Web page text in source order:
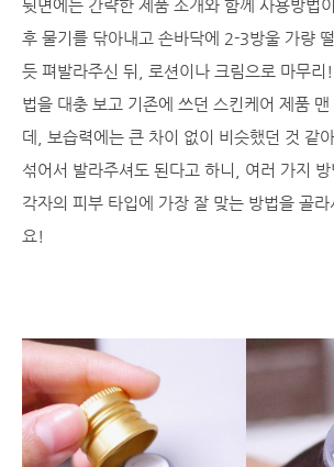
뒷면에는 간략한 제품 소개와 함께 사용방법
후 물기를 닦아내고 손바닥에 2-3방울 가량
듯 펴발라주신 뒤, 로션이나 크림으로 마무리
법을 대충 보고 기존에 쓰던 스킨케어 제품
데, 보습력에는 큰 차이 없이 비슷했던 것 같
섞어서 발라주셔도 된다고 하니, 여러 가지
각자의 피부 타입에 가장 잘 맞는 방법을 골라
요!